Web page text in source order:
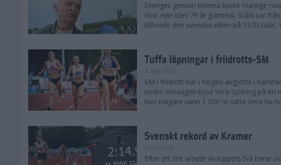
Sveriges genom tiderna bäste manlige
död. Han blev 79 år gammal. Ståhl var
tillhörde den svenska eliten på 1970-talet.
Tuffa löpningar i friidrotts-SM
3 aug 2025
SM i friidrott har i helgen avgjorts i
under söndagen bjöd Vera Sjöberg på en
hon tidigare vann 1 500 m satte Vera nu
Svenskt rekord av Kramer
22 jul 2025
Efter ett fint arbete av loppets två harar